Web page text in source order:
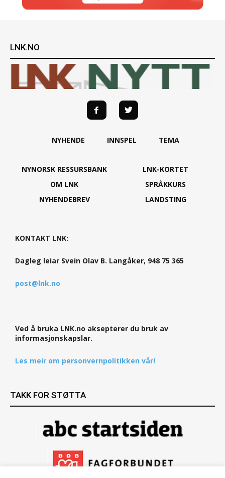
LNK.NO
NYHENDE INNSPEL TEMA
NYNORSK RESSURSBANK
OM LNK
NYHENDEBREV
LNK-KORTET
SPRÅKKURS
LANDSTING
KONTAKT LNK:
Dagleg leiar Svein Olav B. Langåker, 948 75 365
post@lnk.no
Ved å bruka LNK.no aksepterer du bruk av
informasjonskapslar.
Les meir om personvernpolitikken vår!
TAKK FOR STØTTA